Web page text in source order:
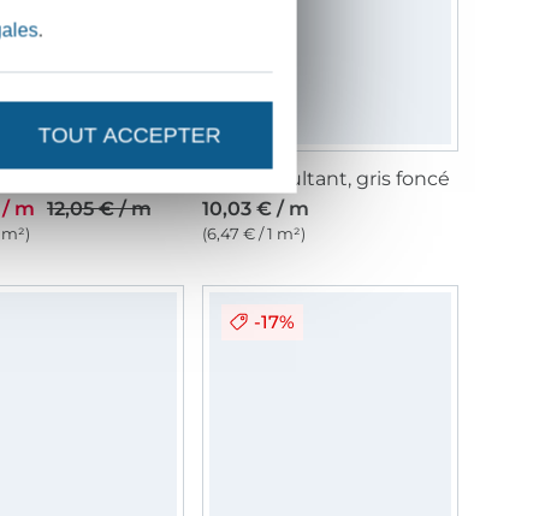
/ m 12,05 € / m
Tissu occultant, gris foncé
10,03 € / m
(6,47 € / 1 m²)
-17%
.
TOUT ACCEPTER